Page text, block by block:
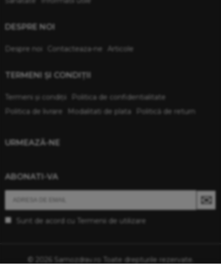
DESPRE NOI
Despre noi Contacteaza-ne Articole
TERMENI ŞI CONDIŢII
Termeni şi condiţii
Politica de confidentialitate
Politica de livrare
Modalitati de plata Politică de return
URMEAZĂ-NE
ABONATI-VA
Sunt de acord cu Termenii de utilizare
© 2026 Samozdrav.ro Toate drepturile rezervate.